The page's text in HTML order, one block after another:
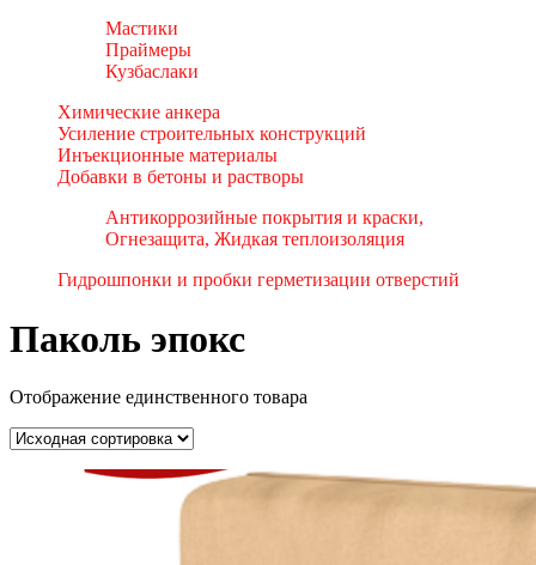
Мастики
Праймеры
Кузбаслаки
Химические анкера
Усиление строительных конструкций
Инъекционные материалы
Добавки в бетоны и растворы
Антикоррозийные покрытия и краски,
Огнезащита, Жидкая теплоизоляция
Гидрошпонки и пробки герметизации отверстий
Паколь эпокс
Отображение единственного товара